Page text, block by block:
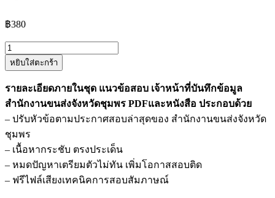
฿380
จำนวน
แนว
เจ้า
หน้าที่
บันทึก
ข้อมูล
สำนักงาน
ขนส่ง
จังหวัด
หยิบใส่ตะกร้า
รายละเอียดภายในชุด แนวข้อสอบ เจ้าหน้าที่บันทึกข้อมูล
สำนักงานขนส่งจังหวัดชุมพร PDFและหนังสือ ประกอบด้วย
– ปรับหัวข้อตามประกาศสอบล่าสุดของ สำนักงานขนส่งจังหวัด
ชุมพร
– เนื้อหากระชับ ตรงประเด็น
– หมดปัญหาเตรียมตัวไม่ทัน เพิ่มโอกาสสอบติด
– ฟรีไฟล์เสียงเทคนิคการสอบสัมภาษณ์